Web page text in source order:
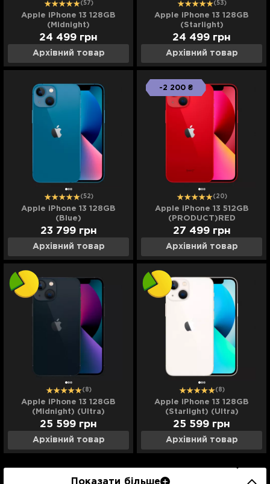
(57)
Apple iPhone 13 128GB
(Midnight)
Архівний товар
24 499 грн
(53)
Apple iPhone 13 128GB
(Starlight)
Архівний товар
24 499 грн
(52)
Apple iPhone 13 128GB
(Blue)
Архівний товар
23 799 грн
-2 200 ₴
(20)
Apple iPhone 13 512GB
(PRODUCT)RED
Архівний товар
27 499 грн
(8)
Apple iPhone 13 128GB
(Midnight) (Ultra)
Архівний товар
25 599 грн
(8)
Apple iPhone 13 128GB
(Starlight) (Ultra)
Архівний товар
25 599 грн
Показати більше